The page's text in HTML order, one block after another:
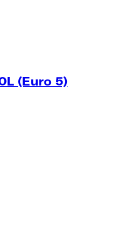
(Euro 5)